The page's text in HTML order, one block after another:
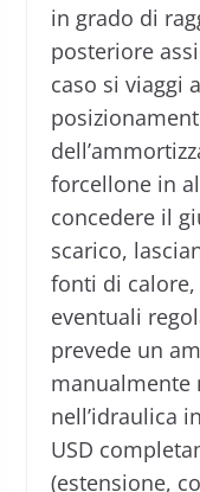
in grado di
posteriore
caso si viaggi
forcellone in
concedere il
scarico,
fonti di
eventuali
prevede un
manualmente
nell’idraulica
USD
(estensione,